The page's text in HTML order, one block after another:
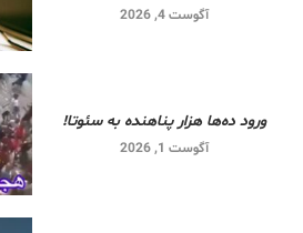
آگوست 4, 2026
ورود ده‌ها هزار پناهنده به سئوتا!
آگوست 1, 2026